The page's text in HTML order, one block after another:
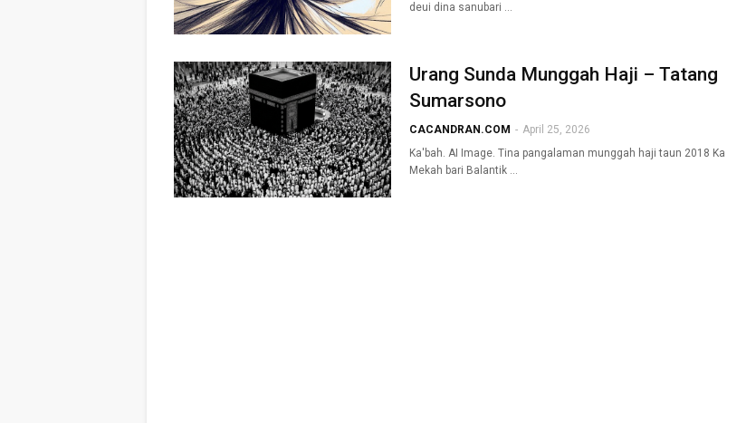
deui dina sanubari …
Urang Sunda Munggah Haji – Tatang
Sumarsono
CACANDRAN.COM - April 25, 2026
Ka'bah. AI Image. Tina pangalaman munggah haji taun 2018 Ka
Mekah bari Balantik …